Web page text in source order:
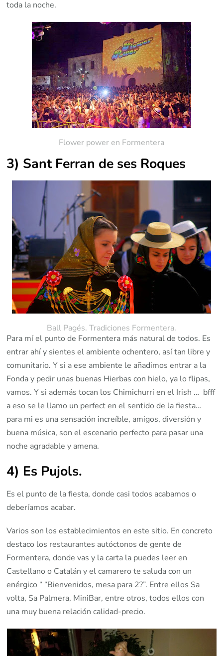
toda la noche.
Flower power en Formentera
3) Sant Ferran de ses Roques
Ball Pagés. Tradiciones Formentera.
Para mí el punto de Formentera más natural de todos. Es
entrar ahí y sientes el ambiente ochentero, así tan libre y
comunitario. Y si a ese ambiente le añadimos entrar a la
Fonda y pedir unas buenas Hierbas con hielo, ya lo flipas,
vamos. Y si además tocan los Chimichurri en el Irish … bfff
a eso se le llamo un perfect en el sentido de la fiesta…
para mi es una sensación increíble, amigos, diversión y
buena música, son el escenario perfecto para pasar una
noche agradable y amena.
4) Es Pujols.
Es el punto de la fiesta, donde casi todos acabamos o
deberíamos acabar.
Varios son los establecimientos en este sitio. En concreto
destaco los restaurantes autóctonos de gente de
Formentera, donde vas y la carta la puedes leer en
Castellano o Catalán y el camarero te saluda con un
enérgico “ “Bienvenidos, mesa para 2?”. Entre ellos Sa
volta, Sa Palmera, MiniBar, entre otros, todos ellos con
una muy buena relación calidad-precio.